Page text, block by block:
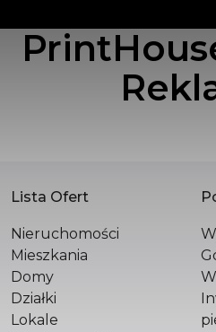
POLSKA SPÓŁKA
Z OGRANICZONĄ
Św. Filipa 23 / 3
31-150 Kraków
Lista Ofert
Nieruchomości
Mieszkania
Domy
Działki
Lokale